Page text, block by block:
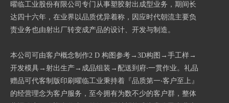
曜临工业股份有限公司专门从事塑胶射出成型业务，期间长
达四十六年，在业界以品质优异着称，因应时代朝流主要负
责业务也由射出厂转变成产品的设计、开发与制造。
本公司可由客户概念制作2 D 构图参考→3D构图→手工样→
开发模具→射出生产→成品组装→配送到府‧一贯作业。礼品
赠品可代客制版印刷曜临工业秉持着『品质第一‧客户至上』
的经营理念为客户服务，至今拥有为数不少的客户群，整体